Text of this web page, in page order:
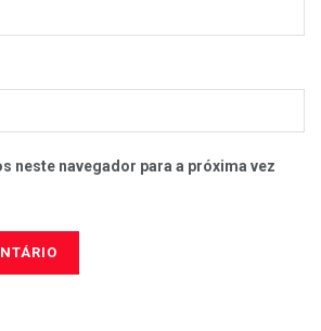
neste navegador para a próxima vez